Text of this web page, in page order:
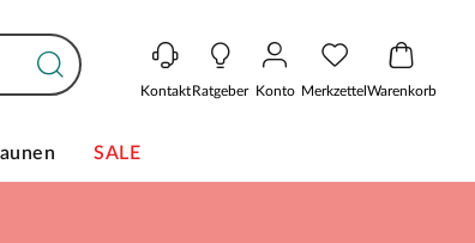
KontaktRatgeber Konto MerkzettelWarenkorb
SALE